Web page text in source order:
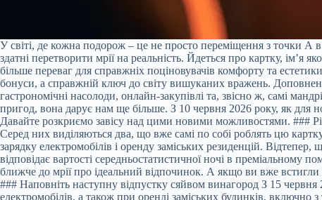
У світі, де кожна подорож – це не просто переміщення з точки А
здатні перетворити мрії на реальність. Йдеться про картку,
більше переваг для справжніх поціновувачів комфорту та
бонуси, а справжній ключ до світу вишуканих вражень.
гастрономічні насолоди, онлайн-закупівлі та, звісно ж, самі
пригод, вона дарує нам ще більше. З 10 червня 2026 року, як для
Давайте розкриємо завісу над цими новими можливостями. ###
Серед них виділяються два, що вже самі по собі роблять цю
зарядку електромобілів і оренду заміських резиденцій.
відповідає вартості середньостатистичної ночі в
ближче до мрії про ідеальний відпочинок. А якщо ви вже
### Наповніть наступну відпустку сяйвом винагород З 15
електромобілів, а також при оренді заміських будинків,